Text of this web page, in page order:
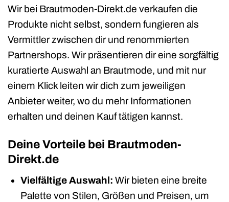
Wir bei Brautmoden-Direkt.de verkaufen die
Produkte nicht selbst, sondern fungieren als
Vermittler zwischen dir und renommierten
Partnershops. Wir präsentieren dir eine sorgfältig
kuratierte Auswahl an Brautmode, und mit nur
einem Klick leiten wir dich zum jeweiligen
Anbieter weiter, wo du mehr Informationen
erhalten und deinen Kauf tätigen kannst.
Deine Vorteile bei Brautmoden-
Direkt.de
Vielfältige Auswahl: Wir bieten eine breite
Palette von Stilen, Größen und Preisen, um